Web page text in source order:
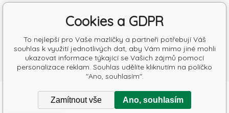
Česká republika
DIČ: SK2120864328
Copyright © 2026 AF Distribution s.r.o.
Všechna práva vyhrazena.
Cookies a GDPR
To nejlepší pro Vaše mazlíčky a partneři potřebují Váš
souhlas k využití jednotlivých dat, aby Vám mimo jiné mohli
ukazovat informace týkající se Vašich zájmů pomocí
personalizace reklam. Souhlas udělíte kliknutím na políčko
"Ano, souhlasím".
Zamítnout vše Ano, souhlasím